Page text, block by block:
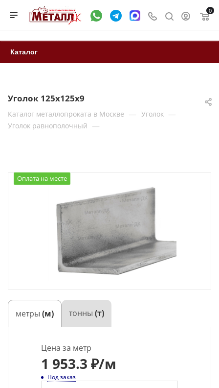
0
Каталог
Уголок 125х125х9
Каталог металлопроката в Москве — Уголок —
Уголок равнополочный —
Оплата на месте
метры (м) тонны (т)
Цена за метр
1 953.3 ₽/м
Под заказ